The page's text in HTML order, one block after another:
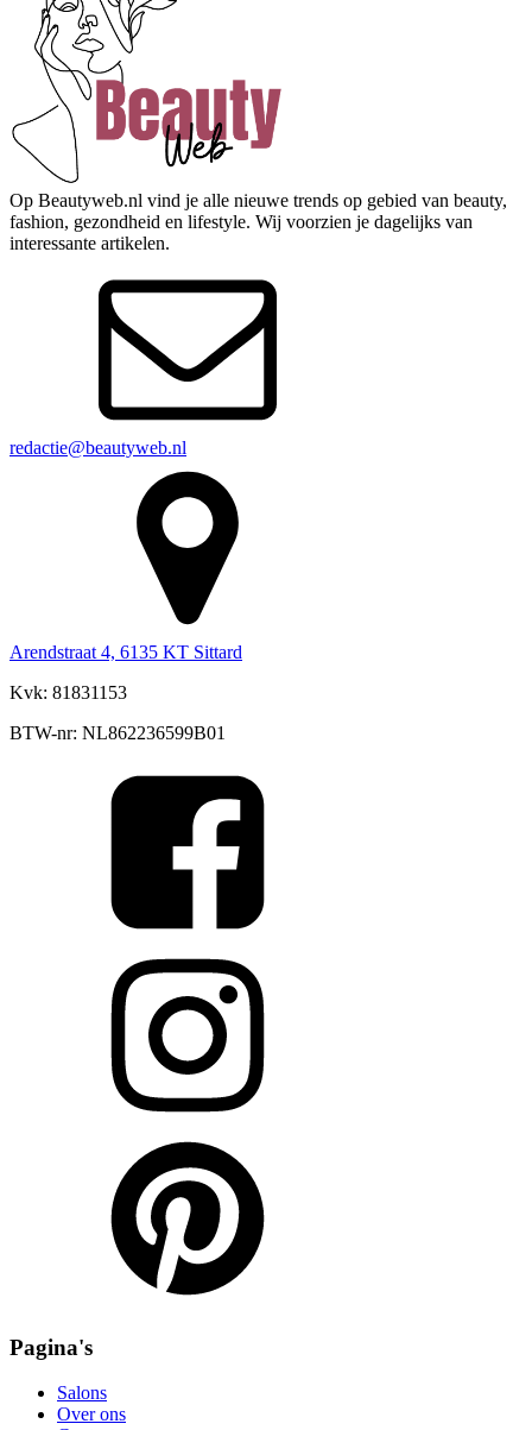
Op Beautyweb.nl vind je alle nieuwe trends op gebied van beauty,
fashion, gezondheid en lifestyle. Wij voorzien je dagelijks van
interessante artikelen.
redactie@beautyweb.nl
Arendstraat 4, 6135 KT Sittard
Kvk: 81831153
BTW-nr: NL862236599B01
Pagina's
Salons
Over ons